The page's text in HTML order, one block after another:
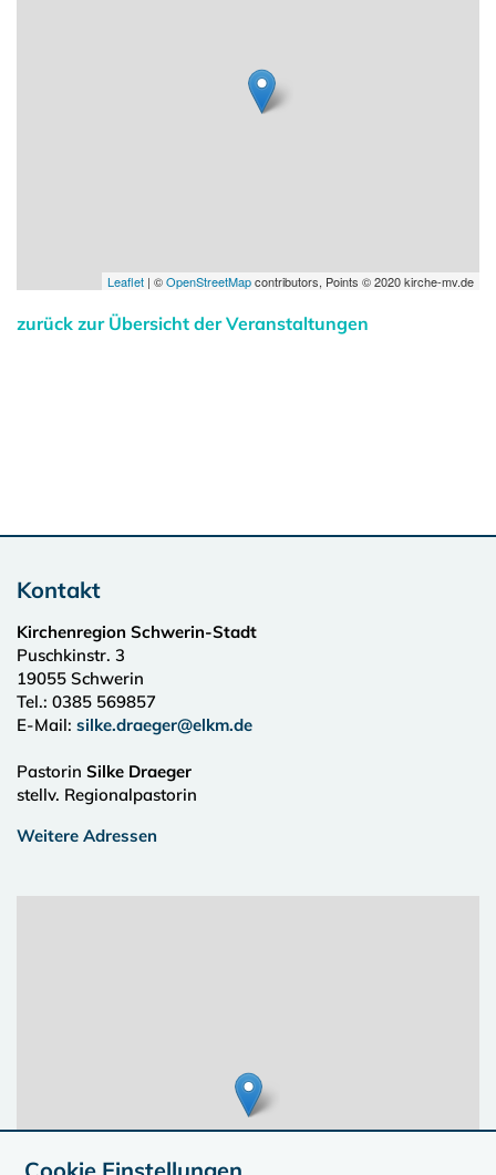
Leaflet | ©OpenStreetMapcontributors, Points © 2020 kirche-mv.de
zurück zur Übersicht der Veranstaltungen
Kontakt
Kirchenregion Schwerin-Stadt
Puschkinstr. 3
19055 Schwerin
Tel.: 0385 569857
E-Mail: silke.draeger@elkm.de
Pastorin Silke Draeger
stellv. Regionalpastorin
Weitere Adressen